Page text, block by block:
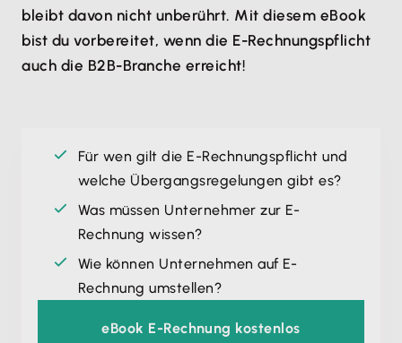
bleibt davon nicht unberührt. Mit diesem eBook
bist du vorbereitet, wenn die E-Rechnungspflicht
auch die B2B-Branche erreicht!
Für wen gilt die E-Rechnungspflicht und
welche Übergangsregelungen gibt es?
Was müssen Unternehmer zur E-
Rechnung wissen?
Wie können Unternehmen auf E-
Rechnung umstellen?
eBook E-Rechnung kostenlos